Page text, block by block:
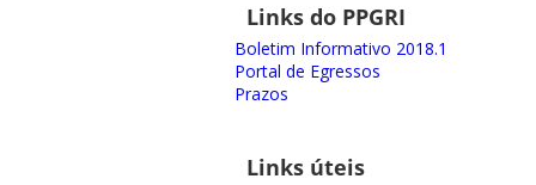
Links do PPGRI
Boletim Informativo 2018.1
Portal de Egressos
Prazos
Links úteis